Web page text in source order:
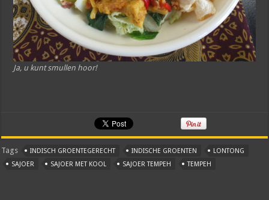
Ja, u kunt smullen hoor!
Tags INDISCH GROENTEGERECHT INDISCHE GROENTEN
LONTONG
SAJOER
SAJOER MET KOOL SAJOER TEMPEH TEMPEH